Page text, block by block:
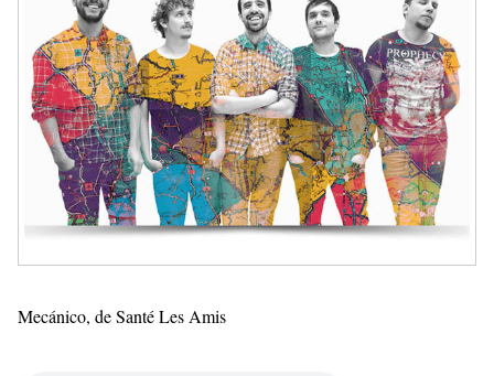
Mecánico, de Santé Les Amis